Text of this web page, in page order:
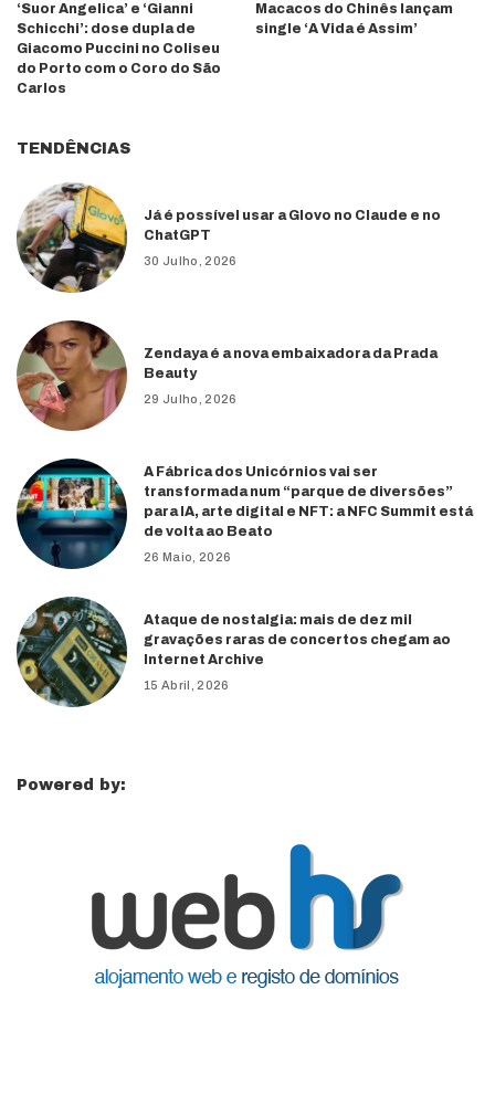
‘Suor Angelica’ e ‘Gianni
Schicchi’: dose dupla de
Giacomo Puccini no Coliseu
do Porto com o Coro do São
Carlos
Macacos do Chinês lançam
single ‘A Vida é Assim’
TENDÊNCIAS
Já é possível usar a Glovo no Claude e no
ChatGPT
30 Julho, 2026
Zendaya é a nova embaixadora da Prada
Beauty
29 Julho, 2026
A Fábrica dos Unicórnios vai ser
transformada num “parque de diversões”
para IA, arte digital e NFT: a NFC Summit está
de volta ao Beato
26 Maio, 2026
Ataque de nostalgia: mais de dez mil
gravações raras de concertos chegam ao
Internet Archive
15 Abril, 2026
Powered by: